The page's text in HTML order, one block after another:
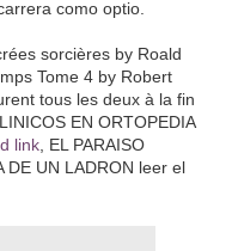
como optio.
sorcières by Roald
Tome 4 by Robert
tous les deux à la fin
EN ORTOPEDIA
link, EL PARAISO
DE UN LADRON leer el